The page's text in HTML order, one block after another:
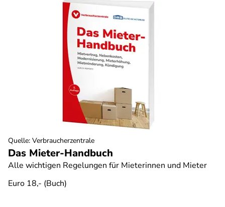
Das Mieter-Handbuch
Alle wichtigen Regelungen für Mieterinnen und Mieter
Euro 18,- (Buch)
Quelle: Verbraucherzentrale